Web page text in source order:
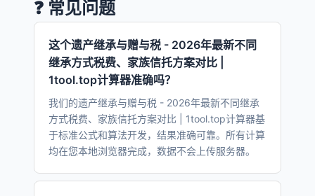
❓ 常见问题
这个遗产继承与赠与税 - 2026年最新不同
继承方式税费、家族信托方案对比 |
1tool.top计算器准确吗？
我们的遗产继承与赠与税 - 2026年最新不同继承
方式税费、家族信托方案对比 | 1tool.top计算器基
于标准公式和算法开发，结果准确可靠。所有计算
均在您本地浏览器完成，数据不会上传服务器。